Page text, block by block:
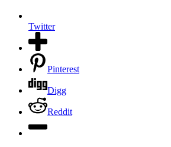
Twitter
Pinterest
Digg
Reddit